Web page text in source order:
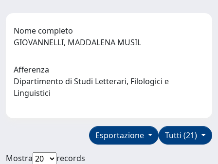
Nome completo
GIOVANNELLI, MADDALENA MUSIL
Afferenza
Dipartimento di Studi Letterari, Filologici e
Linguistici
Tutti (21)
Esportazione
Mostra
records